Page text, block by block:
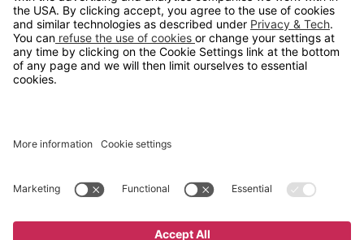
Åpningstid
Hverdager 08:00-16:00